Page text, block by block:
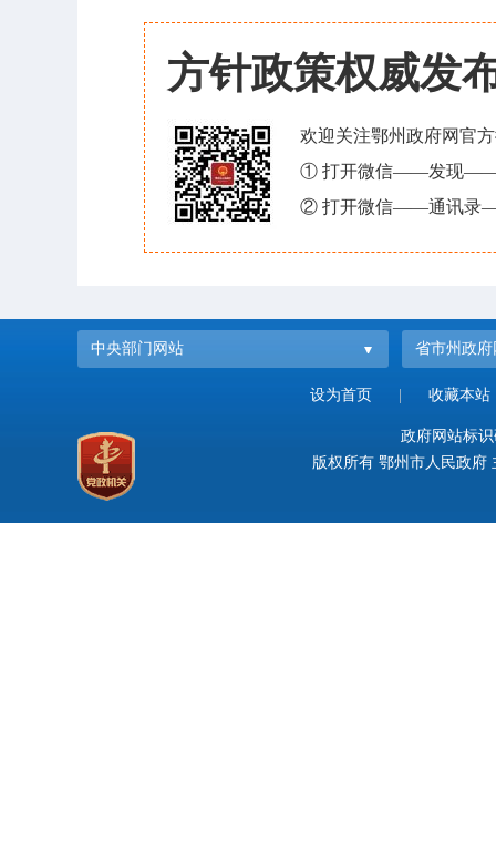
方针政策权威发
欢迎关注鄂州政府网官
① 打开微信——发现——
② 打开微信——通讯录
中央部门网站 省市州政府
设为首页 收藏本站
政府网站标
版权所有 鄂州市人民政府